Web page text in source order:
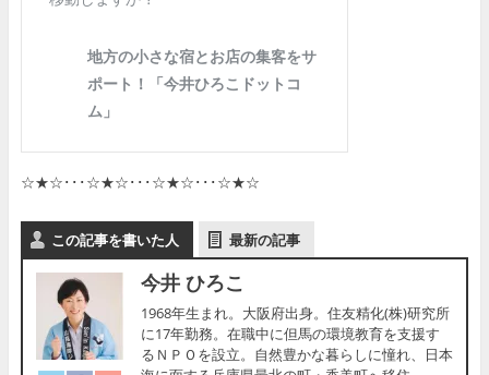
☆★☆･･･☆★☆･･･☆★☆･･･☆★☆
この記事を書いた人 最新の記事
今井 ひろこ
1968年生まれ。大阪府出身。住友精化(株)研究所
に17年勤務。在職中に但馬の環境教育を支援す
るＮＰＯを設立。自然豊かな暮らしに憧れ、日本